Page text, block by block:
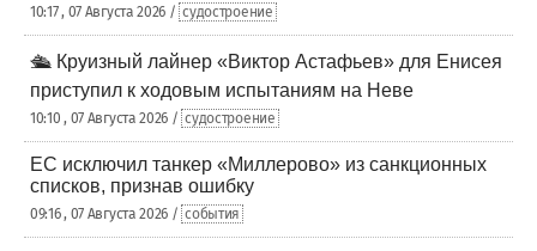
10:17 , 07 Августа 2026 / судостроение
🛳️ Круизный лайнер «Виктор Астафьев» для Енисея
приступил к ходовым испытаниям на Неве
10:10 , 07 Августа 2026 / судостроение
ЕС исключил танкер «Миллерово» из санкционных
списков, признав ошибку
09:16 , 07 Августа 2026 / события